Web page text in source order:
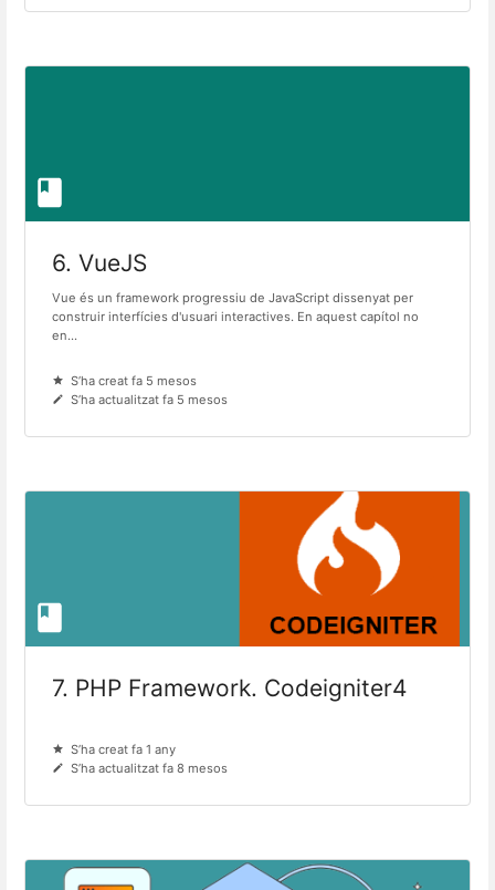
6. VueJS
Vue és un framework progressiu de JavaScript dissenyat per
construir interfícies d'usuari interactives. En aquest capítol no
en...
S’ha creat fa 5 mesos
S’ha actualitzat fa 5 mesos
7. PHP Framework. Codeigniter4
S’ha creat fa 1 any
S’ha actualitzat fa 8 mesos